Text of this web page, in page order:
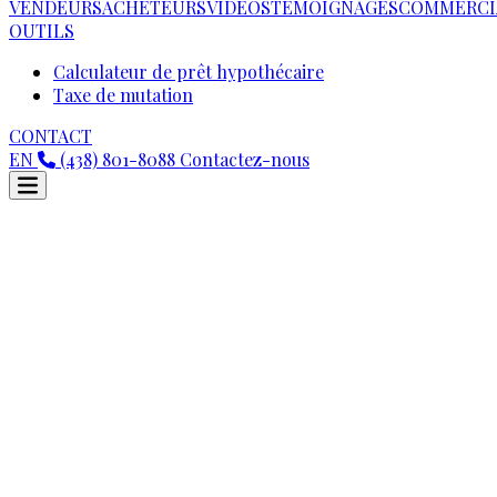
VENDEURSACHETEURSVIDEOSTÉMOIGNAGES
OUTILS
Calculateur de prêt hypothécaire
Taxe de mutation
CONTACT
EN
(438) 801-8088 Contactez-nous